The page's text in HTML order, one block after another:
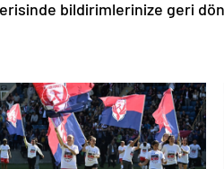
bildirimlerinize geri